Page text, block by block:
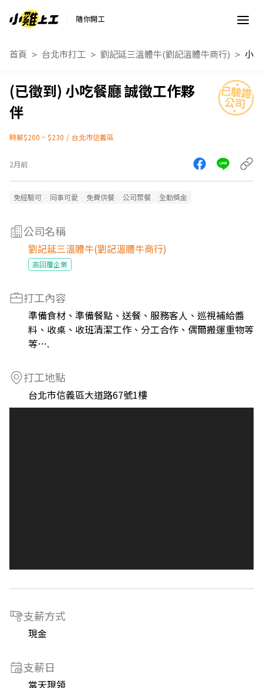
隨你開工
首頁 台北市打工 劉記延三溫體牛(劉記溫體牛商行) 小
小吃餐廳 誠徵工作夥
伴
時薪$200 ~ $230 / 台北市信義區
2月前
免經驗可 同事可愛 免費供餐 公司聚餐 全勤獎金
公司名稱
劉記延三溫體牛(劉記溫體牛商行)
高回覆企業
打工內容
準備食材、準備餐點、送餐、服務客人、巡視補給醬
料、收桌、收班清潔工作、分工合作、偶爾搬運重物等
等….
打工地點
台北市信義區大道路67號1樓
支薪方式
現金
支薪日
當天現領